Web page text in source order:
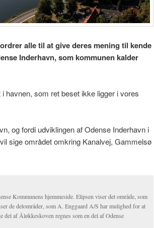
alle til at give deres mening til kende
Inderhavn, som kommunen kalder
havnen, som ret beset ikke ligger i vores
og fordi udviklingen af Odense Inderhavn i
sige området omkring Kanalvej, Gammelsø
Kommunens hjemmeside. Elipsen viser det område, som
de delområder, som A. Enggaard A/S har mulighed for at
af Åløkkeskoven regnes som en del af Odense